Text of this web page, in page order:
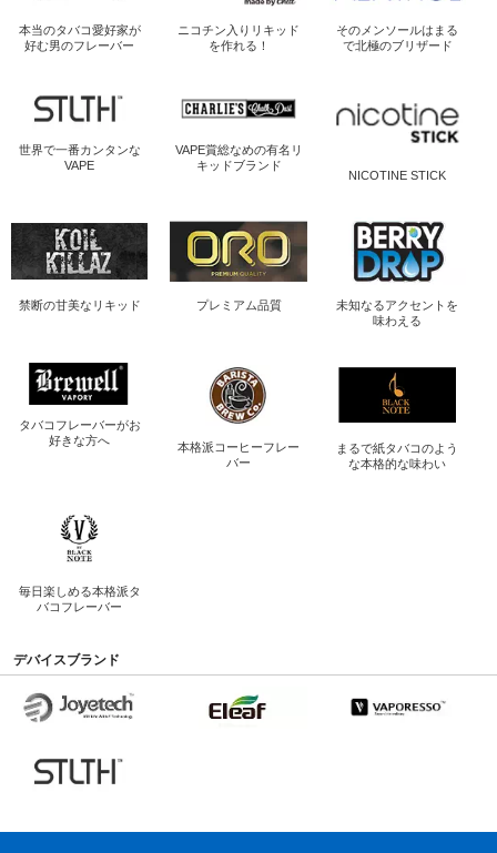
本当のタバコ愛好家が
好む男のフレーバー
ニコチン入り リキッド
を作れる！
そのメンソールは まる
で北極のブリザード
世界で一番カンタンな
VAPE
VAPE賞総なめの有名リ
キッドブランド
NICOTINE STICK
禁断の甘美なリキッド プレミアム品質
未知なるアクセントを
味わえる
タバコフレーバーがお
好きな方へ
本格派コーヒーフレー
バー
まるで紙タバコのよう
な本格的な味わい
毎日楽しめる本格派タ
バコフレーバー
デバイスブランド